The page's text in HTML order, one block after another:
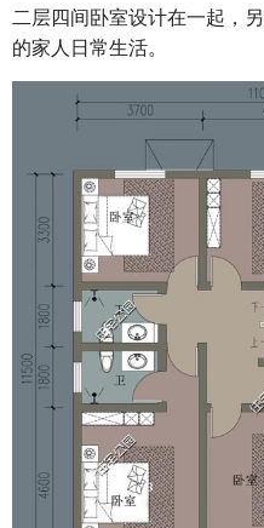
二层四间卧室设计在一起，
的家人日常生活。